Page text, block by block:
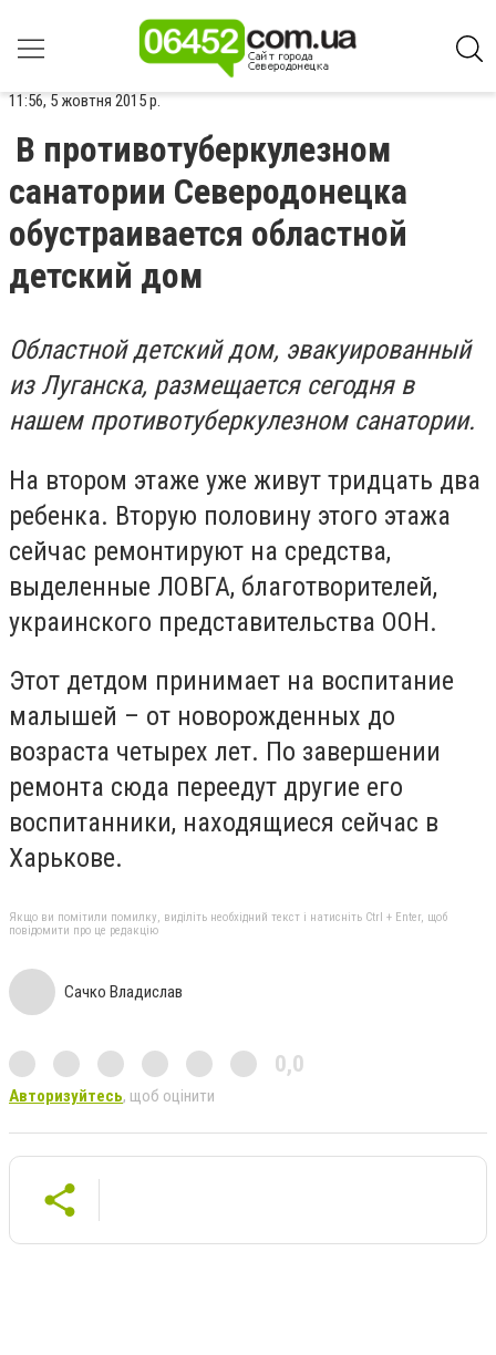
11:56, 5 жовтня 2015 р.
В противотуберкулезном
санатории Северодонецка
обустраивается областной
детский дом
Областной детский дом, эвакуированный
из Луганска, размещается сегодня в
нашем противотуберкулезном санатории.
На втором этаже уже живут тридцать два
ребенка. Вторую половину этого этажа
сейчас ремонтируют на средства,
выделенные ЛОВГА, благотворителей,
украинского представительства ООН.
Этот детдом принимает на воспитание
малышей – от новорожденных до
возраста четырех лет. По завершении
ремонта сюда переедут другие его
воспитанники, находящиеся сейчас в
Харькове.
Якщо ви помітили помилку, виділіть необхідний текст і натисніть Ctrl + Enter, щоб
повідомити про це редакцію
Сачко Владислав
0,0
Авторизуйтесь, щоб оцінити